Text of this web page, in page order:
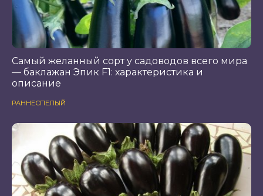
Самый желанный сорт у садоводов всего мира
— баклажан Эпик F1: характеристика и
описание
РАННЕСПЕЛЫЙ